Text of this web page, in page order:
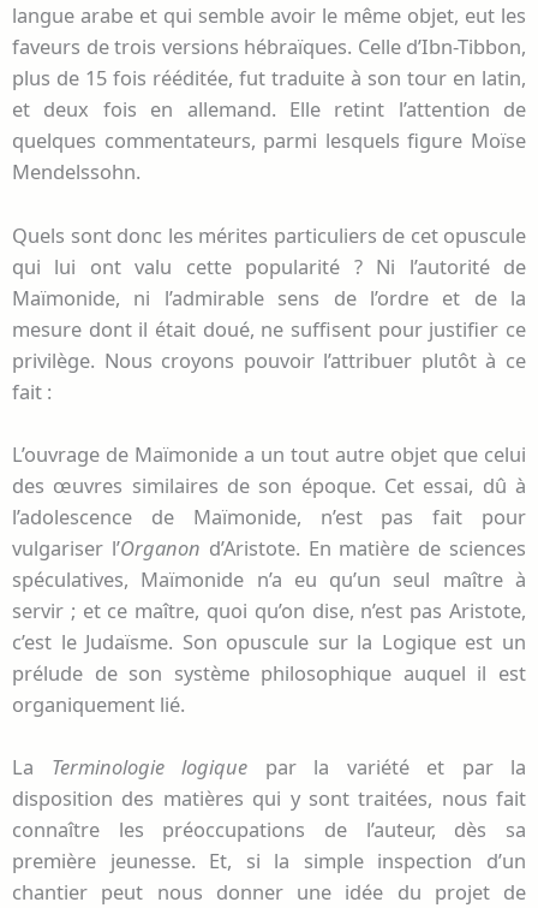
langue arabe et qui semble avoir le même objet, eut les
faveurs de trois versions hébraïques. Celle d’Ibn-Tibbon,
plus de 15 fois rééditée, fut traduite à son tour en latin,
et deux fois en allemand. Elle retint l’attention de
quelques commentateurs, parmi lesquels figure Moïse
Mendelssohn.
Quels sont donc les mérites particuliers de cet opuscule
qui lui ont valu cette popularité ? Ni l’autorité de
Maïmonide, ni l’admirable sens de l’ordre et de la
mesure dont il était doué, ne suffisent pour justifier ce
privilège. Nous croyons pouvoir l’attribuer plutôt à ce
fait :
L’ouvrage de Maïmonide a un tout autre objet que celui
des œuvres similaires de son époque. Cet essai, dû à
l’adolescence de Maïmonide, n’est pas fait pour
vulgariser l’Organon d’Aristote. En matière de sciences
spéculatives, Maïmonide n’a eu qu’un seul maître à
servir ; et ce maître, quoi qu’on dise, n’est pas Aristote,
c’est le Judaïsme. Son opuscule sur la Logique est un
prélude de son système philosophique auquel il est
organiquement lié.
La Terminologie logique par la variété et par la
disposition des matières qui y sont traitées, nous fait
connaître les préoccupations de l’auteur, dès sa
première jeunesse. Et, si la simple inspection d’un
chantier peut nous donner une idée du projet de